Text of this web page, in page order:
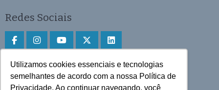
Utilizamos cookies essenciais e tecnologias
semelhantes de acordo com a nossa Política de
Privacidade. Ao continuar navegando, você
Redes Sociais
Faça download do aplicativo